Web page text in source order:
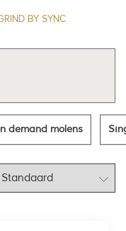
BY SYNC
demand molens